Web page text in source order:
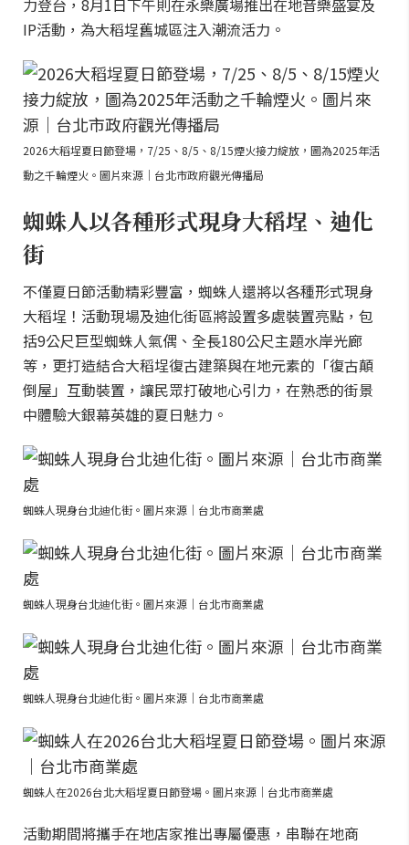
力登台，8月1日下午則在永樂廣場推出在地音樂盛宴及
IP活動，為大稻埕舊城區注入潮流活力。
2026大稻埕夏日節登場，7/25、8/5、8/15煙火接力綻放，圖為2025年活
動之千輪煙火。圖片來源｜台北市政府觀光傳播局
蜘蛛人以各種形式現身大稻埕、迪化
街
不僅夏日節活動精彩豐富，蜘蛛人還將以各種形式現身
大稻埕！活動現場及迪化街區將設置多處裝置亮點，包
括9公尺巨型蜘蛛人氣偶、全長180公尺主題水岸光廊
等，更打造結合大稻埕復古建築與在地元素的「復古顛
倒屋」互動裝置，讓民眾打破地心引力，在熟悉的街景
中體驗大銀幕英雄的夏日魅力。
蜘蛛人現身台北迪化街。圖片來源｜台北市商業處
蜘蛛人現身台北迪化街。圖片來源｜台北市商業處
蜘蛛人現身台北迪化街。圖片來源｜台北市商業處
蜘蛛人在2026台北大稻埕夏日節登場。圖片來源｜台北市商業處
活動期間將攜手在地店家推出專屬優惠，串聯在地商